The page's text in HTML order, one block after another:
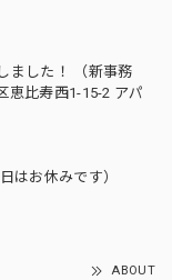
ました！ （新事務
恵比寿西1-15-2 アパ
はお休みです）
ABOUT